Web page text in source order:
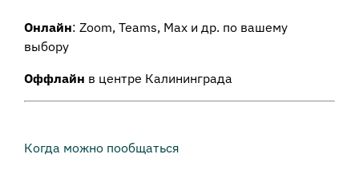
Онлайн: Zoom, Teams, Max и др. по вашему
выбору
Оффлайн в центре Калининграда
Когда можно пообщаться